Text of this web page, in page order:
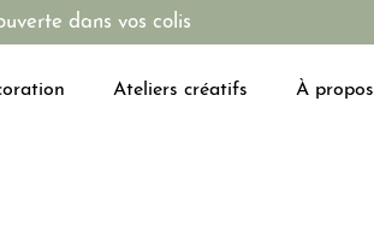
dans vos colis
Ateliers créatifs À propos